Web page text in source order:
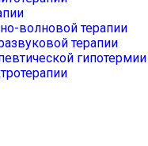
волновой терапии
терапии